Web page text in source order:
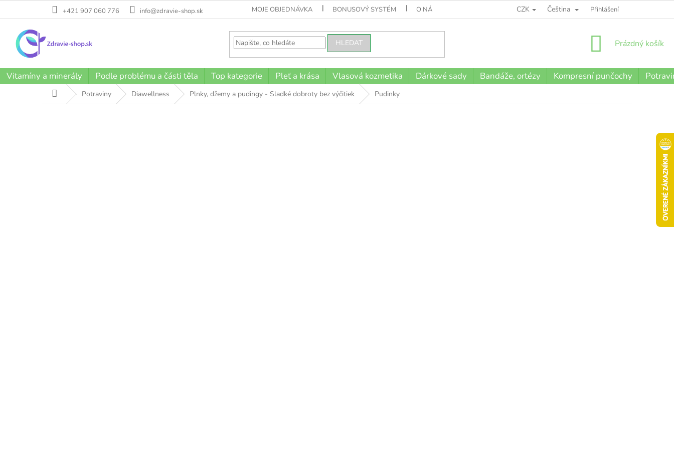
+421 907 060 776 info@zdravie-shop.sk MOJE OBJEDNÁVKA BONUSOVÝ SYSTÉM O NÁS CZK Čeština Přihlášení
HLEDAT
NÁKUPNÍ
Prázdný košík
Vitamíny a minerály Podle problému a části těla Top kategorie Pleť a krása Vlasová kozmetika Dárkové sady Bandáže, ortézy Kompresní punčochy
Domů Potraviny Diawellness Plnky, džemy a pudingy - Sladké dobroty bez výčitiek Pudinky